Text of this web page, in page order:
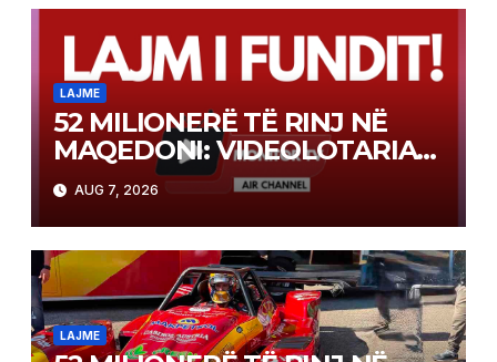
LAJME
52 MILIONERË TË RINJ NË
MAQEDONI: VIDEOLOTARIA
KASINOS AUSTRIA PAGOI MBI
2 MILIONË EURO PËR FITIME
NË FITIME XHEKPOT VLT
AUG 7, 2026
LAJME